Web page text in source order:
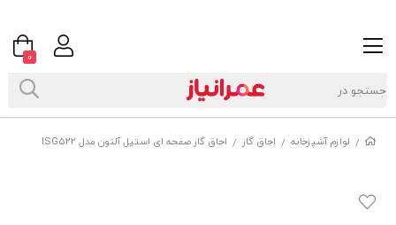
/ لوازم آشپزخانه / اجاق گاز / اجاق گاز صفحه ای استیل آلتون مدل ISG522
0